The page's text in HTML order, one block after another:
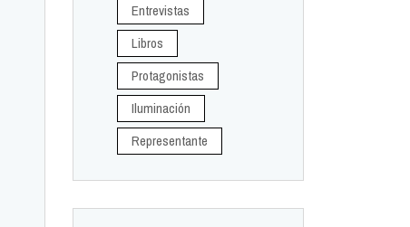
Entrevistas
Libros
Protagonistas
Iluminación
Representante